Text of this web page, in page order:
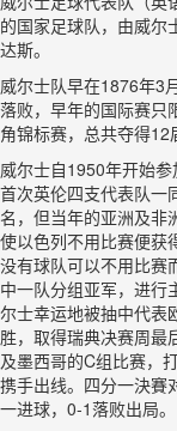
的国家足球队，由威尔
达斯。
威尔士队早在1876年3
落败，早年的国际赛只
角锦标赛，总共夺得12
威尔士自1950年开始
首次英伦四支代表队一
名，但当年的亚洲及非
使以色列不用比赛便获
没有球队可以不用比赛
中一队分组亚军，进行
尔士幸运地被抽中代表
胜，取得瑞典决赛周最
及墨西哥的C组比赛，
携手出线。四分一決賽
一进球，0-1落败出局。